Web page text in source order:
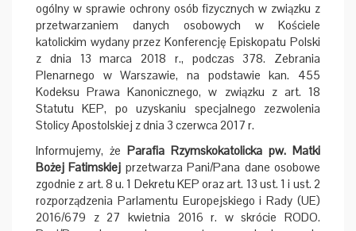
ogólny w sprawie ochrony osób fizycznych w związku z
przetwarzaniem danych osobowych w Kościele
katolickim wydany przez Konferencję Episkopatu Polski
z dnia 13 marca 2018 r., podczas 378. Zebrania
Plenarnego w Warszawie, na podstawie kan. 455
Kodeksu Prawa Kanonicznego, w związku z art. 18
Statutu KEP, po uzyskaniu specjalnego zezwolenia
Stolicy Apostolskiej z dnia 3 czerwca 2017 r.
Informujemy, że Parafia Rzymskokatolicka pw. Matki
Bożej Fatimskiej przetwarza Pani/Pana dane osobowe
zgodnie z art. 8 u. 1 Dekretu KEP oraz art. 13 ust. 1 i ust. 2
rozporządzenia Parlamentu Europejskiego i Rady (UE)
2016/679 z 27 kwietnia 2016 r. w skrócie RODO.